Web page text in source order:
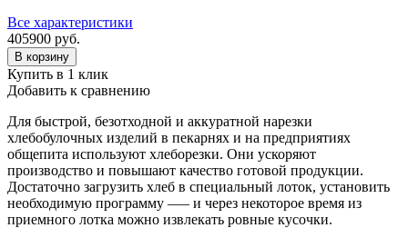
Все характеристики
405900 руб.
В корзину
Купить в 1 клик
Добавить к сравнению
Для быстрой, безотходной и аккуратной нарезки
хлебобулочных изделий в пекарнях и на предприятиях
общепита используют хлеборезки. Они ускоряют
производство и повышают качество готовой продукции.
Достаточно загрузить хлеб в специальный лоток, установить
необходимую программу –— и через некоторое время из
приемного лотка можно извлекать ровные кусочки.